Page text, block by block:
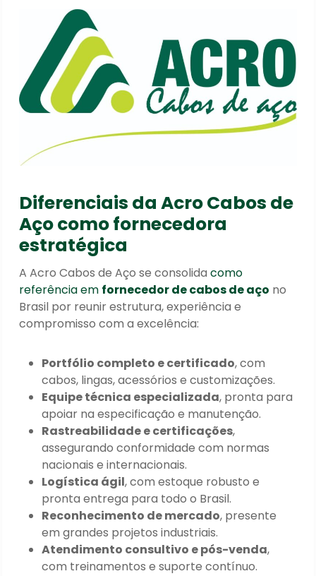
Diferenciais da Acro Cabos de
Aço como fornecedora
estratégica
A Acro Cabos de Aço se consolidacomo
referência em fornecedor de cabos de aço no
Brasil por reunir estrutura, experiência e
compromisso com a excelência:
Portfólio completo e certificado, com
cabos, lingas, acessórios e customizações.
Equipe técnica especializada, pronta para
apoiar na especificação e manutenção.
Rastreabilidade e certificações,
assegurando conformidade com normas
nacionais e internacionais.
Logística ágil, com estoque robusto e
pronta entrega para todo o Brasil.
Reconhecimento de mercado, presente
em grandes projetos industriais.
Atendimento consultivo e pós-venda,
com treinamentos e suporte contínuo.